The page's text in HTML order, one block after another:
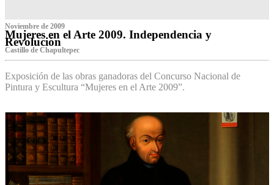
Noviembre de 2009
Mujeres en el Arte 2009. Independencia y
Revolución
Castillo de Chapultepec
Exposición de las obras ganadoras del Concurso Nacional de
Pintura y Escultura “Mujeres en el Arte 2009”.